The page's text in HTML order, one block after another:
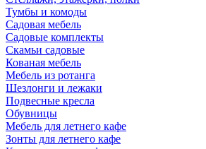
Тумбы и комоды
Садовая мебель
Садовые комплекты
Скамьи садовые
Кованая мебель
Мебель из ротанга
Шезлонги и лежаки
Подвесные кресла
Обувницы
Мебель для летнего кафе
Зонты для летнего кафе